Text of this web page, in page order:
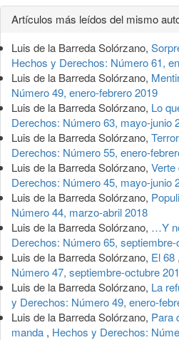
Detalles
del
artículo
Artículos más leídos del mismo
Luis de la Barreda Solórzano,
Hechos y Derechos: Número 61,
Luis de la Barreda Solórzano,
Número 49, enero-febrero 2019
Luis de la Barreda Solórzano, Lo
Derechos: Número 63, mayo-junio
Luis de la Barreda Solórzano,
Derechos: Número 55, enero-
Luis de la Barreda Solórzano, Verte
Derechos: Número 45, mayo-junio
Luis de la Barreda Solórzano,
Número 44, marzo-abril 2018
Luis de la Barreda Solórzano, …Y
Derechos: Número 65, septiembre-
Luis de la Barreda Solórzano, El 68 ,
Número 47, septiembre-octubre
Luis de la Barreda Solórzano, La
y Derechos: Número 49, enero-
Luis de la Barreda Solórzano, Para
manda , Hechos y Derechos: